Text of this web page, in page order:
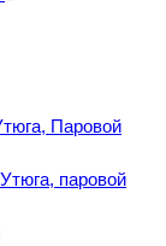
Паровой
паровой